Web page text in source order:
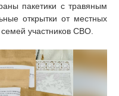
пакетики с травяным
открытки от местных
участников СВО.